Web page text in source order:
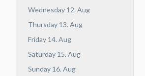
Wednesday 12. Aug
Thursday 13. Aug
Friday 14. Aug
Saturday 15. Aug
Sunday 16. Aug